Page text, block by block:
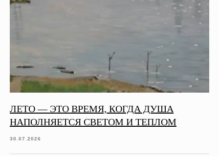
ЛЕТО — ЭТО ВРЕМЯ, КОГДА ДУША
НАПОЛНЯЕТСЯ СВЕТОМ И ТЕПЛОМ
30.07.2026